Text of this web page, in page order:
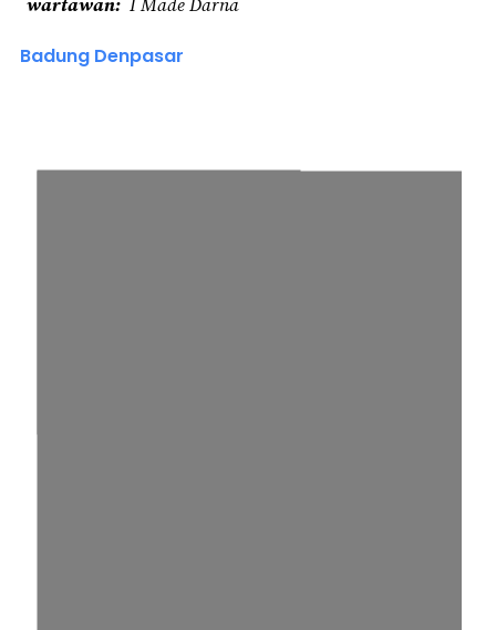
Badung Denpasar